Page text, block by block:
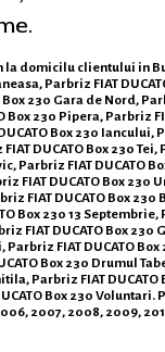
la domicilu clientului in
Parbriz FIAT
230 Gara de Nord,
Box 230 Pipera, Parbriz
Box 230 Iancului,
DUCATO Box 230
Parbriz FIAT
FIAT DUCATO Box
FIAT DUCATO Box
Box 230 13
FIAT DUCATO Box
Parbriz FIAT DUCATO
Box 230 Drumul
Parbriz FIAT
Box 230 Voluntari.
2007, 2008, 2009,